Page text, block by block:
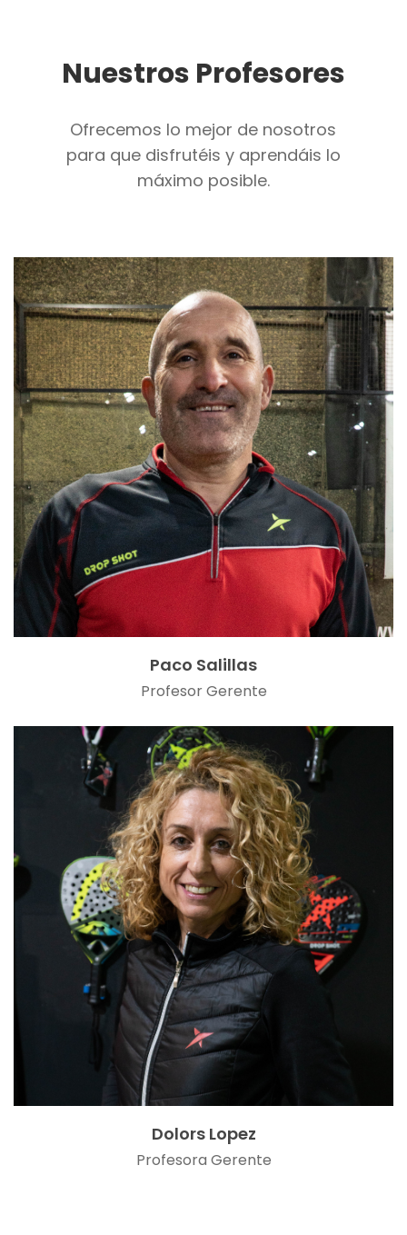
Nuestros Profesores
Ofrecemos lo mejor de nosotros
para que disfrutéis y aprendáis lo
máximo posible.
Paco Salillas
Profesor Gerente
Dolors Lopez
Profesora Gerente